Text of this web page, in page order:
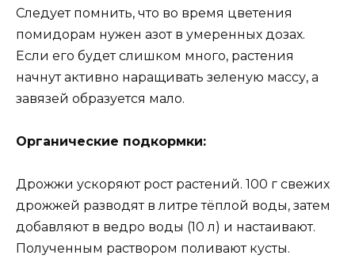
Следует помнить, что во время цветения
помидорам нужен азот в умеренных дозах.
Если его будет слишком много, растения
начнут активно наращивать зеленую массу, а
завязей образуется мало.
Органические подкормки:
Дрожжи ускоряют рост растений. 100 г свежих
дрожжей разводят в литре тёплой воды, затем
добавляют в ведро воды (10 л) и настаивают.
Полученным раствором поливают кусты.